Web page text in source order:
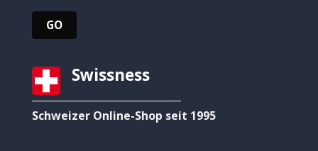
Swissness
Schweizer Online-Shop seit 1995